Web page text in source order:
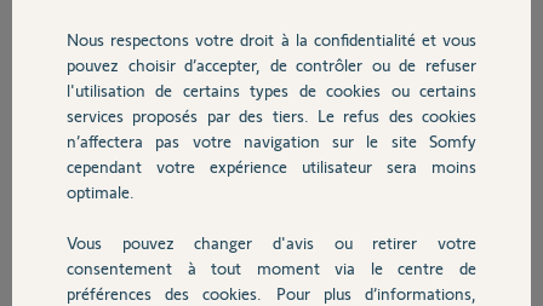
Chauffage
Autres produits
Devis avec un pro
Réponses
Cette télécommande est une télécommande relais et d'alarme Sérénity et
lanceur scénario.
Elle est nullement adaptée à une commande de portail.
Elle vous servira à transmettre les données du boitier SGA vers Tahoma
Suivez point par point les indications sur Tahoma.
Nous respectons votre droit à la confidentialité et vous
pouvez choisir d’accepter, de contrôler ou de refuser
l'utilisation de certains types de cookies ou certains
services proposés par des tiers. Le refus des cookies
n’affectera pas votre navigation sur le site Somfy
cependant votre expérience utilisateur sera moins
optimale.
Vous pouvez changer d'avis ou retirer votre
consentement à tout moment via le centre de
préférences des cookies. Pour plus d’informations,